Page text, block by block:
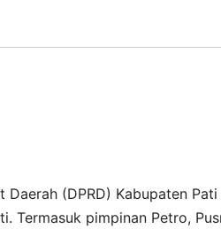
(DPRD) Kabupaten
Termasuk pimpinan Petro,